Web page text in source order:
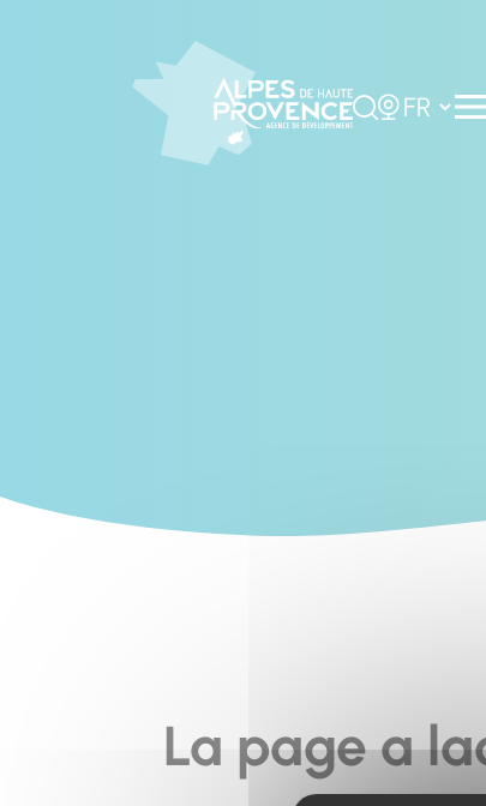
Choisir la
La page a